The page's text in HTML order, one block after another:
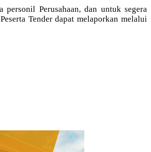
Perusahaan, dan untuk segera
Tender dapat melaporkan melalui